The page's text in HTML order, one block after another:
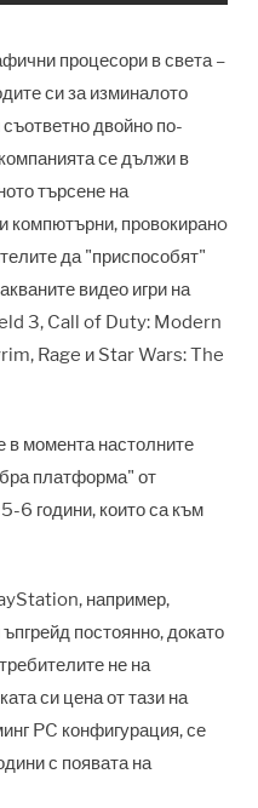
процесори в света –
си за изминалото
двойно по-
се дължи в
търсене на
компютърни, провокиранo
да "приспособят"
видео игри на
3, Call of Duty: Modern
Rage и Star Wars: The
в момента настолните
платформа" от
6 години, които са към
например,
постоянно, докато
не на
си цена от тази на
PC конфигурация, се
с появата на